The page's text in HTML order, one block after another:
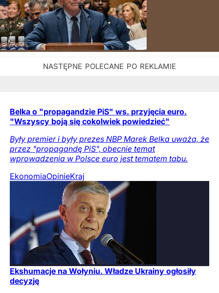
Belka o "propagandzie PiS" ws. przyjęcia euro.
"Wszyscy boją się cokolwiek powiedzieć"
Były premier i były prezes NBP Marek Belka uważa, że
przez "propagandę PiS", obecnie temat
wprowadzenia w Polsce euro jest tematem tabu.
EkonomiaOpinieKraj
Ekshumacje na Wołyniu. Władze Ukrainy ogłosiły
decyzję